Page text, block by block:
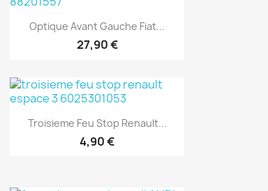
Aperçu rapide
Optique Avant Gauche Fiat...
27,90 €
Aperçu rapide
Troisieme Feu Stop Renault...
4,90 €